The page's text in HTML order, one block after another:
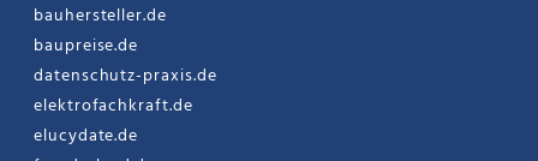
bauhersteller.de
baupreise.de
datenschutz-praxis.de
elektrofachkraft.de
elucydate.de